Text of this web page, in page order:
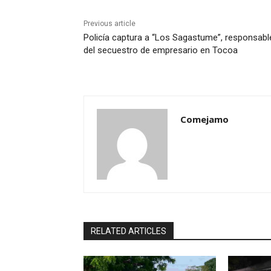
Previous article
Policía captura a “Los Sagastume”,
del secuestro de empresario en Tocoa
Comejamo
RELATED ARTICLES